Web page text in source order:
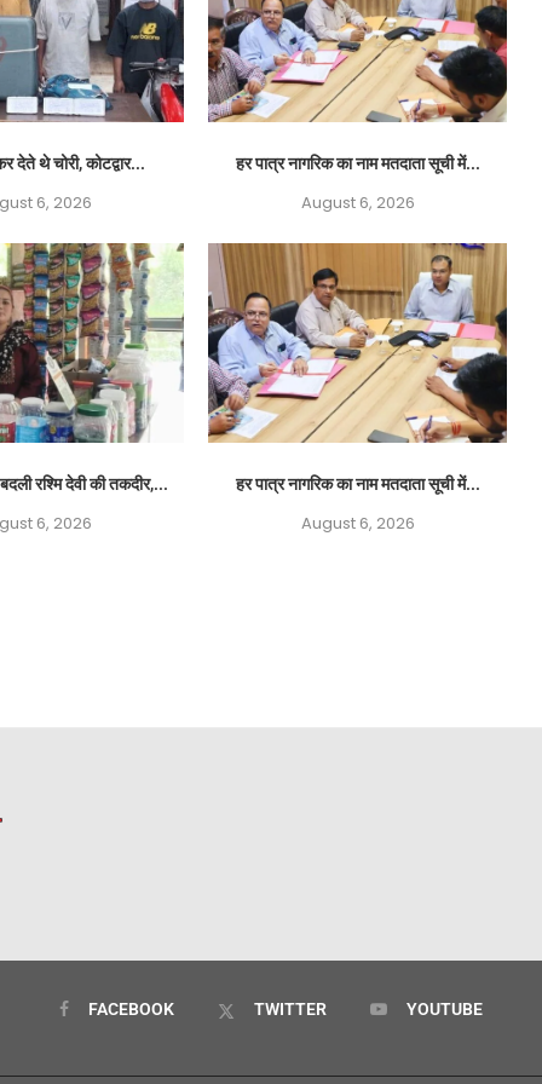
देते थे चोरी, कोटद्वार...
6, 2026
हर पात्र नागरिक का नाम मतदाता सूची में...
August 6, 2026
रश्मि देवी की तकदीर,...
6, 2026
हर पात्र नागरिक का नाम मतदाता सूची में...
August 6, 2026
FACEBOOK TWITTER YOUTUBE